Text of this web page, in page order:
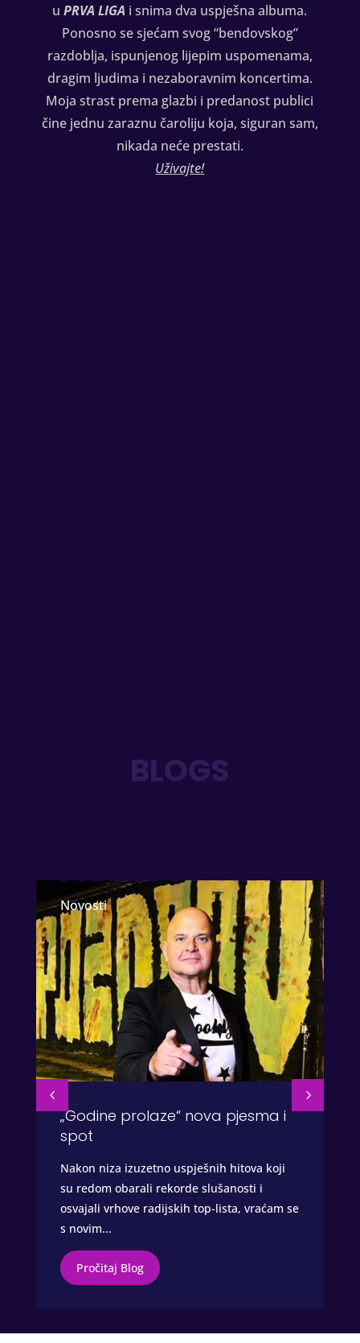
uPRVA LIGA i snima dva uspješna albuma.
Ponosno se sjećam svog “bendovskog”
razdoblja, ispunjenog lijepim uspomenama,
dragim ljudima i nezaboravnim koncertima.
Moja strast prema glazbi i predanost publici
čine jednu zaraznu čaroliju koja, siguran sam,
nikada neće prestati.
Uživajte!
BLOGS
Novosti
„Godine prolaze“ nova pjesma i
spot
Nakon niza izuzetno uspješnih hitova koji
su redom obarali rekorde slušanosti i
osvajali vrhove radijskih top-lista, vraćam se
s novim...
Pročitaj Blog